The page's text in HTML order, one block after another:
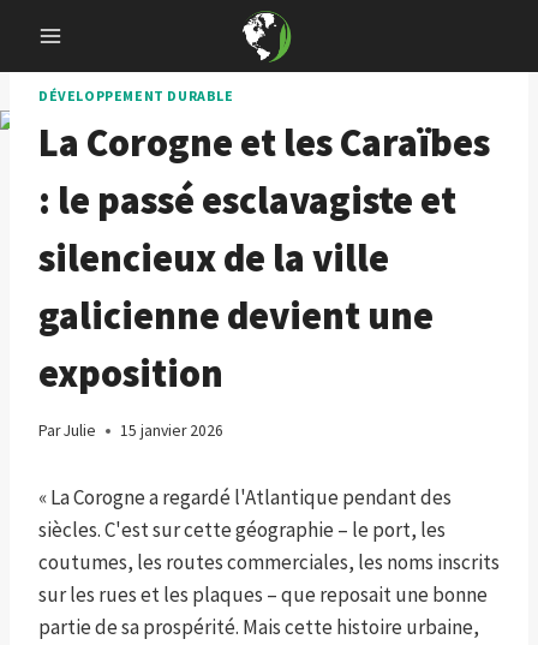
content
DÉVELOPPEMENT DURABLE
La Corogne et les Caraïbes
: le passé esclavagiste et
silencieux de la ville
galicienne devient une
exposition
ParJulie 15 janvier 2026
« La Corogne a regardé l'Atlantique pendant des
siècles. C'est sur cette géographie – le port, les
coutumes, les routes commerciales, les noms inscrits
sur les rues et les plaques – que reposait une bonne
partie de sa prospérité. Mais cette histoire urbaine,